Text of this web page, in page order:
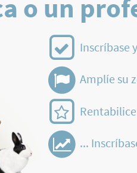
o un
Inscríbase
Amplíe su
...